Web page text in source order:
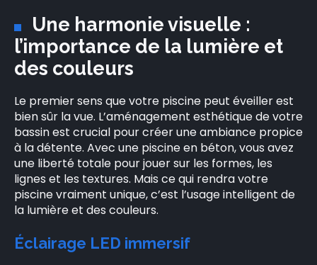
Une harmonie visuelle :
l’importance de la lumière et
des couleurs
Le premier sens que votre piscine peut éveiller est
bien sûr la vue. L’aménagement esthétique de votre
bassin est crucial pour créer une ambiance propice
à la détente. Avec une piscine en béton, vous avez
une liberté totale pour jouer sur les formes, les
lignes et les textures. Mais ce qui rendra votre
piscine vraiment unique, c’est l’usage intelligent de
la lumière et des couleurs.
Éclairage LED immersif